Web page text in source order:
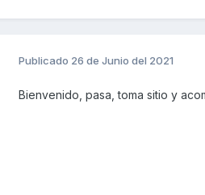
Publicado 26 de Junio del 2021
Bienvenido, pasa, toma sitio y